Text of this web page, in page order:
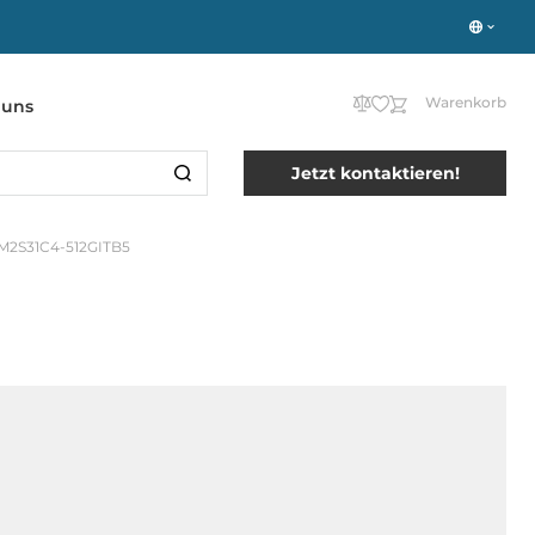
Warenkorb
Jetzt kontaktieren!
512GITB5